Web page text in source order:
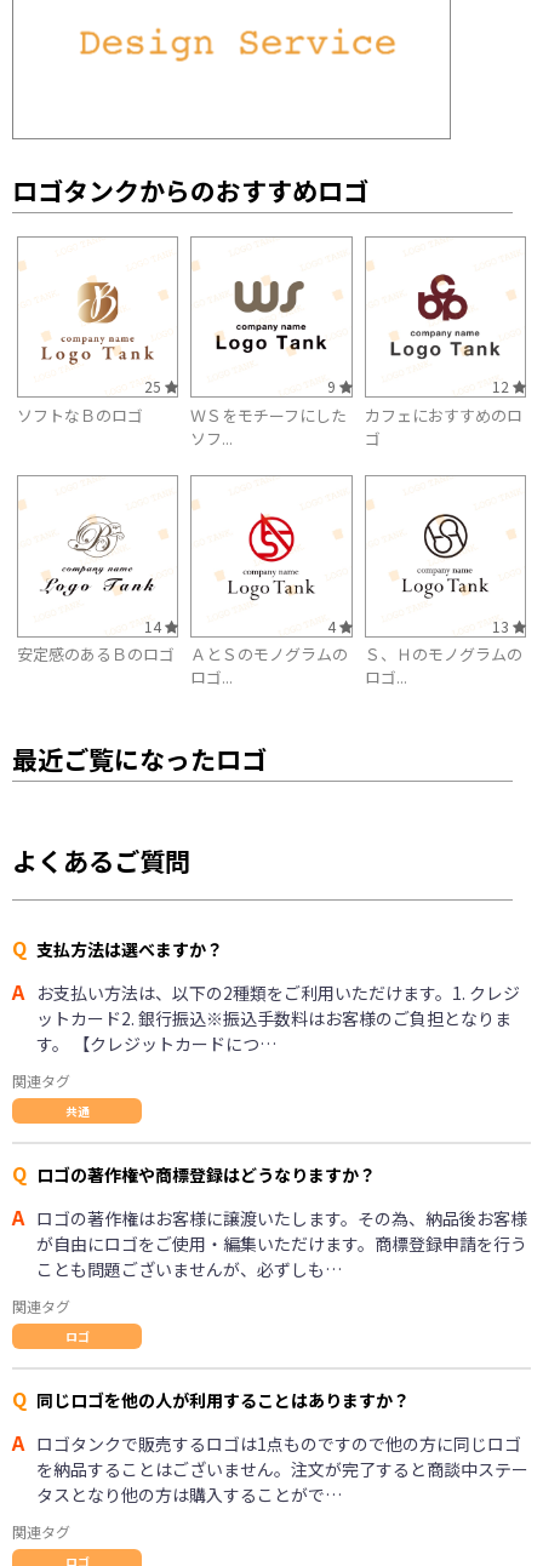
ロゴタンクからのおすすめロゴ
25
ソフトなＢのロゴ
9
ＷＳをモチーフにした
ソフ...
12
カフェにおすすめのロ
ゴ
14
安定感のあるＢのロゴ
4
ＡとＳのモノグラムの
ロゴ...
13
Ｓ、Ｈのモノグラムの
ロゴ...
最近ご覧になったロゴ
よくあるご質問
Q 支払方法は選べますか？
A お支払い方法は、以下の2種類をご利用いただけます。1. クレジ
ットカード2. 銀行振込※振込手数料はお客様のご負担となりま
す。 【クレジットカードにつ…
関連タグ
共通
Q ロゴの著作権や商標登録はどうなりますか？
A ロゴの著作権はお客様に譲渡いたします。その為、納品後お客様
が自由にロゴをご使用・編集いただけます。商標登録申請を行う
ことも問題ございませんが、必ずしも…
関連タグ
ロゴ
Q 同じロゴを他の人が利用することはありますか？
A ロゴタンクで販売するロゴは1点ものですので他の方に同じロゴ
を納品することはございません。注文が完了すると商談中ステー
タスとなり他の方は購入することがで…
関連タグ
ロゴ